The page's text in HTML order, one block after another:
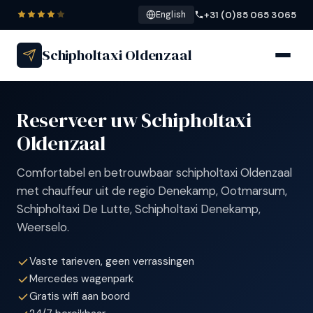
English +31 (0)85 065 3065
Schipholtaxi Oldenzaal
Reserveer uw Schipholtaxi
Oldenzaal
Comfortabel en betrouwbaar schipholtaxi Oldenzaal
met chauffeur uit de regio Denekamp, Ootmarsum,
Schipholtaxi De Lutte, Schipholtaxi Denekamp,
Weerselo.
Vaste tarieven, geen verrassingen
Mercedes wagenpark
Gratis wifi aan boord